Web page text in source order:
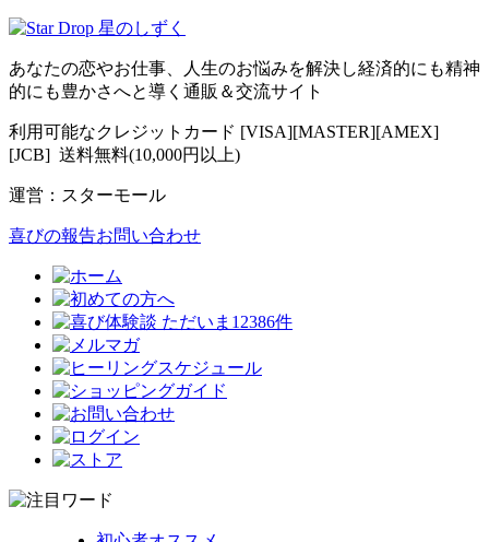
あなたの恋やお仕事、人生のお悩みを解決し経済的にも精神
的にも豊かさへと導く通販＆交流サイト
利用可能なクレジットカード [VISA][MASTER][AMEX]
[JCB] 送料無料(10,000円以上)
運営：スターモール
喜びの報告お問い合わせ
ただいま12386件